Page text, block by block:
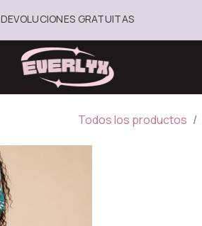
DEVOLUCIONES GRATUITAS
Todos los productos